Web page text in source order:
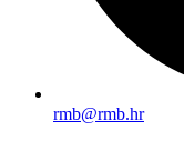
rmb@rmb.hr